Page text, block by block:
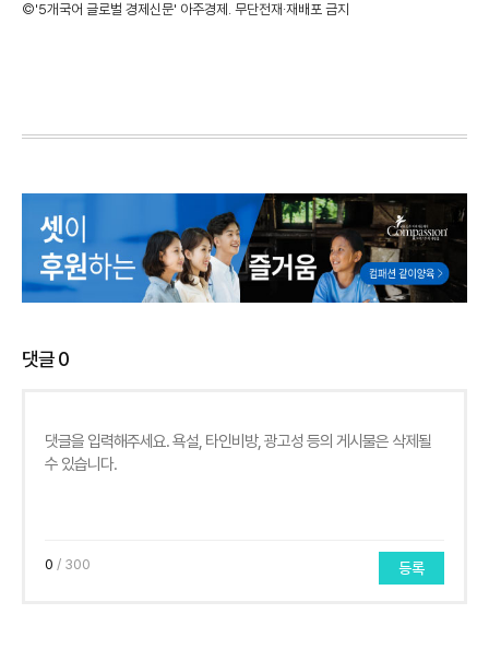
©'5개국어 글로벌 경제신문' 아주경제. 무단전재·재배포 금지
댓글0
0 / 300 등록